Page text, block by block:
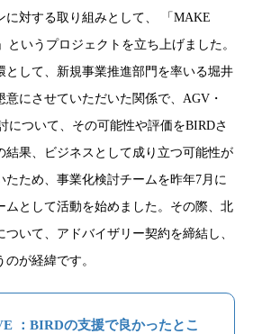
に対する取り組みとして、 「MAKE
というプロジェクトを立ち上げました。
として、新規事業推進部門を率いる堀井
にさせていただいた関係で、AGV・
について、その可能性や評価をBIRDさ
結果、ビジネスとして成り立つ可能性が
たため、事業化検討チームを昨年7月に
ムとして活動を始めました。その際、北
いて、アドバイザリー契約を締結し、
が経緯です。
：BIRDの支援で良かったとこ